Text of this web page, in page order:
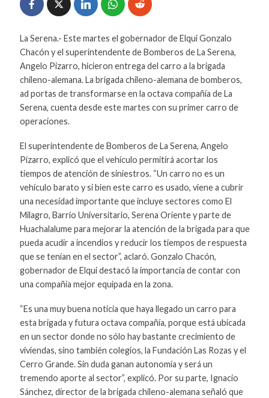
La Serena.- Este martes el gobernador de Elqui Gonzalo
Chacón y el superintendente de Bomberos de La Serena,
Angelo Pizarro, hicieron entrega del carro a la brigada
chileno-alemana. La brigada chileno-alemana de bomberos,
ad portas de transformarse en la octava compañía de La
Serena, cuenta desde este martes con su primer carro de
operaciones.
El superintendente de Bomberos de La Serena, Angelo
Pizarro, explicó que el vehículo permitirá acortar los
tiempos de atención de siniestros. “Un carro no es un
vehículo barato y si bien este carro es usado, viene a cubrir
una necesidad importante que incluye sectores como El
Milagro, Barrio Universitario, Serena Oriente y parte de
Huachalalume para mejorar la atención de la brigada para que
pueda acudir a incendios y reducir los tiempos de respuesta
que se tenían en el sector”, aclaró. Gonzalo Chacón,
gobernador de Elqui destacó la importancia de contar con
una compañía mejor equipada en la zona.
“Es una muy buena noticia que haya llegado un carro para
esta brigada y futura octava compañía, porque está ubicada
en un sector donde no sólo hay bastante crecimiento de
viviendas, sino también colegios, la Fundación Las Rozas y el
Cerro Grande. Sin duda ganan autonomía y será un
tremendo aporte al sector”, explicó. Por su parte, Ignacio
Sánchez, director de la brigada chileno-alemana señaló que